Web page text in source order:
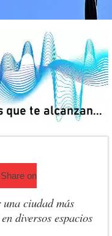
balear a un policía en Luján
en la región
trasplantes de órganos
Share on
ciudad más
diversos espacios